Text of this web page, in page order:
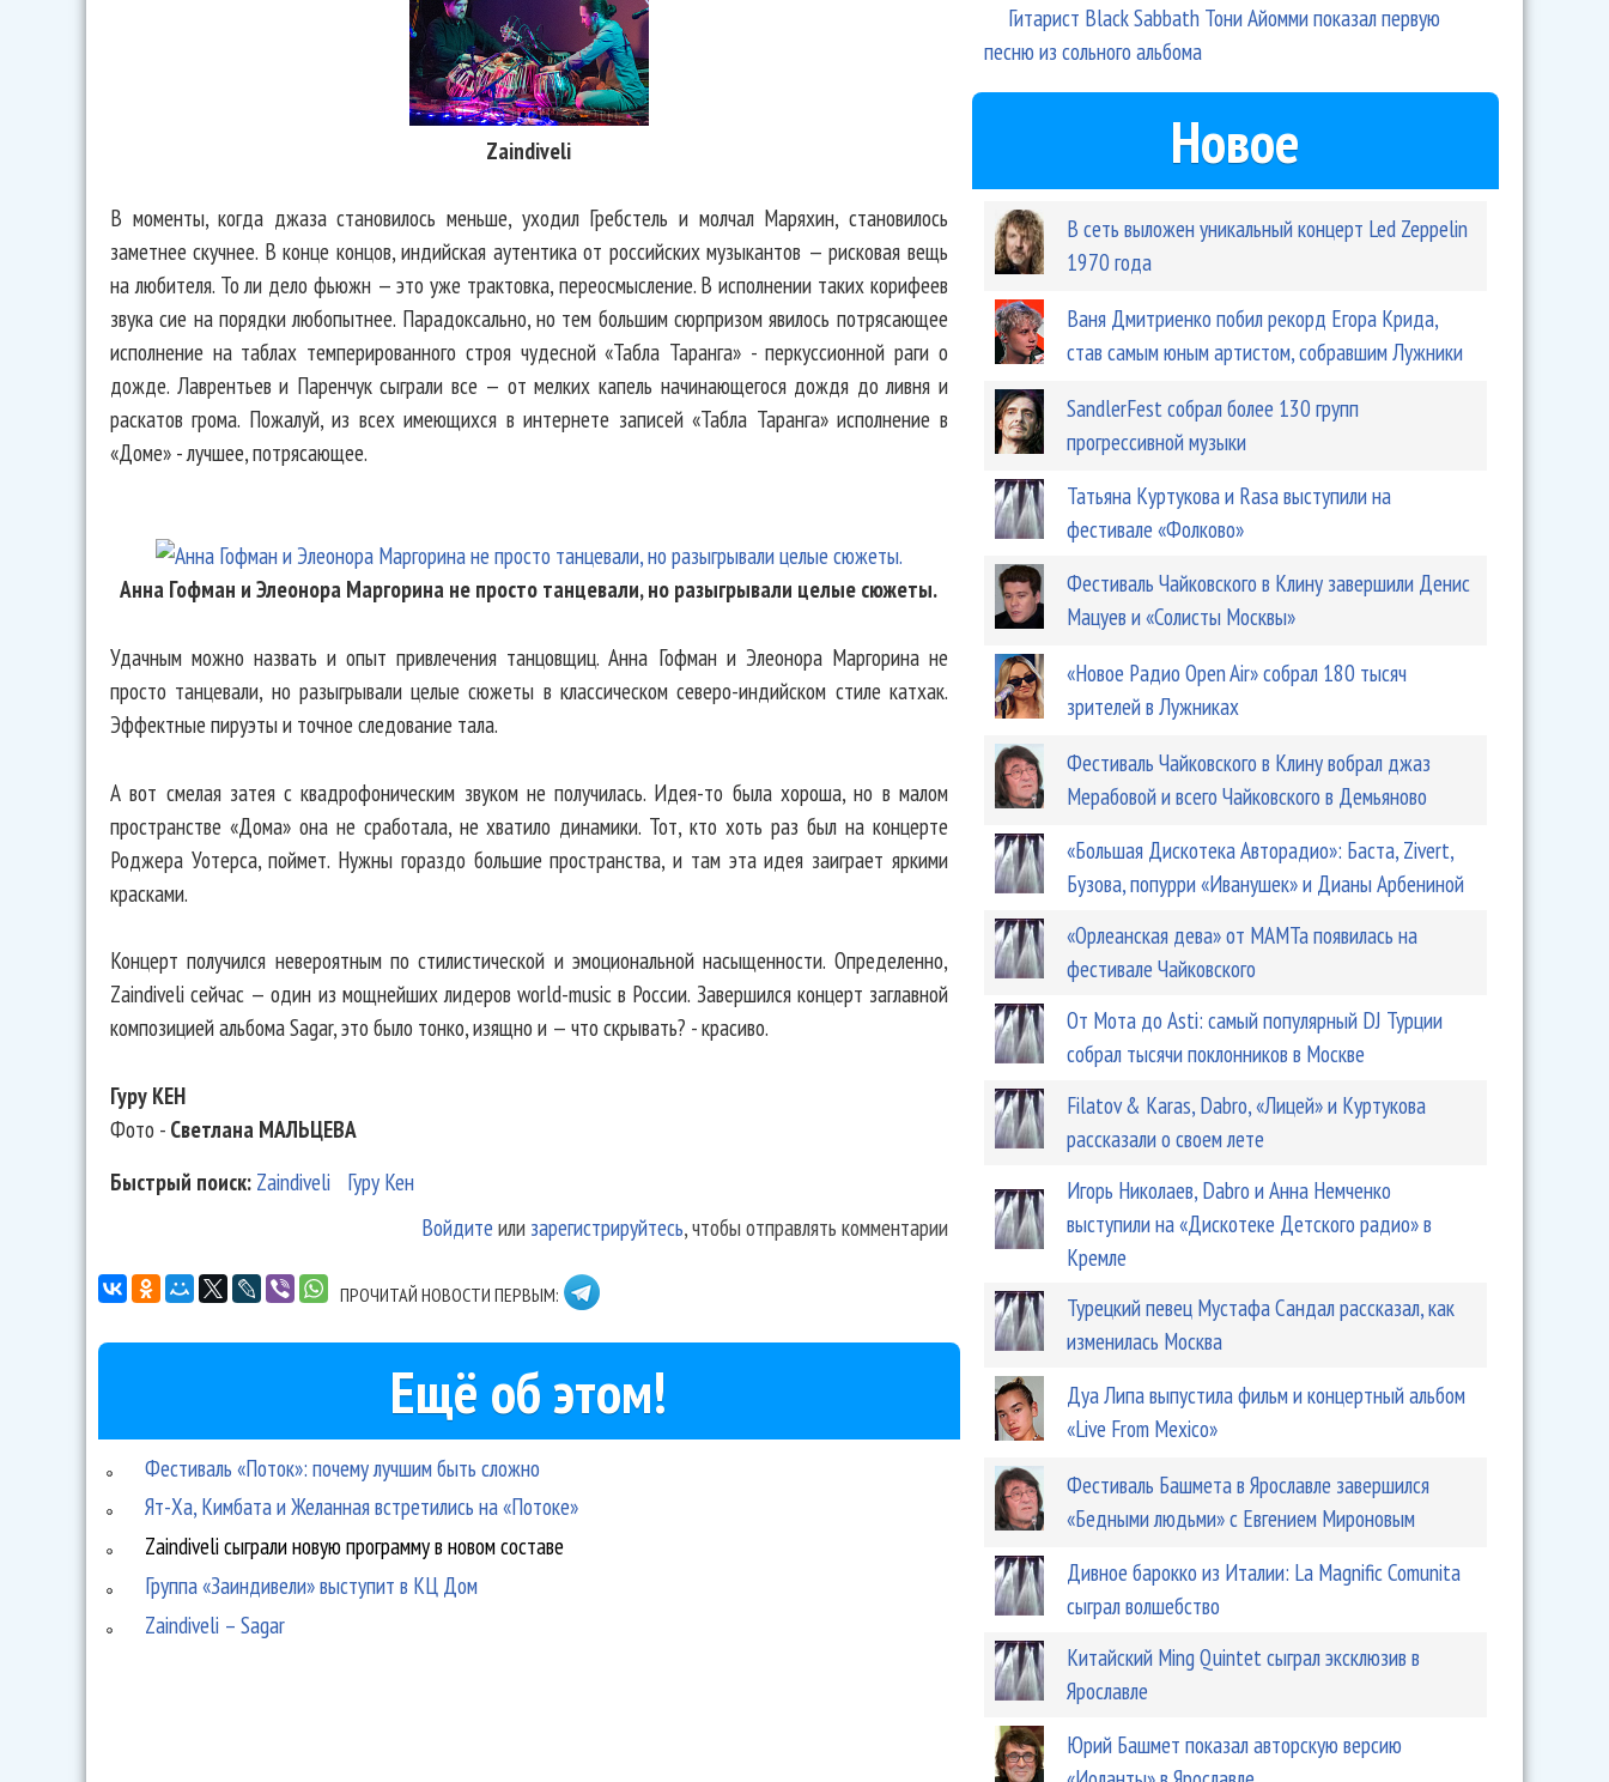
Zaindiveli
В моменты, когда джаза становилось меньше, уходил Гребстель и молчал Маряхин, становилось
заметнее скучнее. В конце концов, индийская аутентика от российских музыкантов — рисковая вещь
на любителя. То ли дело фьюжн — это уже трактовка, переосмысление. В исполнении таких корифеев
звука сие на порядки любопытнее. Парадоксально, но тем большим сюрпризом явилось потрясающее
исполнение на таблах темперированного строя чудесной «Табла Таранга» - перкуссионной раги о
дожде. Лаврентьев и Паренчук сыграли все — от мелких капель начинающегося дождя до ливня и
раскатов грома. Пожалуй, из всех имеющихся в интернете записей «Табла Таранга» исполнение в
«Доме» - лучшее, потрясающее.
Анна Гофман и Элеонора Маргорина не просто танцевали, но разыгрывали целые сюжеты.
Удачным можно назвать и опыт привлечения танцовщиц. Анна Гофман и Элеонора Маргорина не
просто танцевали, но разыгрывали целые сюжеты в классическом северо-индийском стиле катхак.
Эффектные пируэты и точное следование тала.
А вот смелая затея с квадрофоническим звуком не получилась. Идея-то была хороша, но в малом
пространстве «Дома» она не сработала, не хватило динамики. Тот, кто хоть раз был на концерте
Роджера Уотерса, поймет. Нужны гораздо большие пространства, и там эта идея заиграет яркими
красками.
Концерт получился невероятным по стилистической и эмоциональной насыщенности. Определенно,
Zaindiveli сейчас — один из мощнейших лидеров world-music в России. Завершился концерт заглавной
композицией альбома Sagar, это было тонко, изящно и — что скрывать? - красиво.
Гуру КЕН
Фото - Светлана МАЛЬЦЕВА
Быстрый поиск: Zaindiveli Гуру Кен
Войдите или зарегистрируйтесь, чтобы отправлять комментарии
ПРОЧИТАЙ НОВОСТИ ПЕРВЫМ:
Ещё об этом!
Фестиваль «Поток»: почему лучшим быть сложно
Ят-Ха, Кимбата и Желанная встретились на «Потоке»
Zaindiveli сыграли новую программу в новом составе
Группа «Заиндивели» выступит в КЦ Дом
Zaindiveli – Sagar
Гитарист Black Sabbath Тони Айомми показал первую
песню из сольного альбома
Новое
В сеть выложен уникальный концерт Led Zeppelin
1970 года
Ваня Дмитриенко побил рекорд Егора Крида,
став самым юным артистом, собравшим Лужники
SandlerFest собрал более 130 групп
прогрессивной музыки
Татьяна Куртукова и Rasa выступили на
фестивале «Фолково»
Фестиваль Чайковского в Клину завершили Денис
Мацуев и «Солисты Москвы»
«Новое Радио Open Air» собрал 180 тысяч
зрителей в Лужниках
Фестиваль Чайковского в Клину вобрал джаз
Мерабовой и всего Чайковского в Демьяново
«Большая Дискотека Авторадио»: Баста, Zivert,
Бузова, попурри «Иванушек» и Дианы Арбениной
«Орлеанская дева» от МАМТа появилась на
фестивале Чайковского
От Мота до Asti: самый популярный DJ Турции
собрал тысячи поклонников в Москве
Filatov & Karas, Dabro, «Лицей» и Куртукова
рассказали о своем лете
Игорь Николаев, Dabro и Анна Немченко
выступили на «Дискотеке Детского радио» в
Кремле
Турецкий певец Мустафа Сандал рассказал, как
изменилась Москва
Дуа Липа выпустила фильм и концертный альбом
«Live From Mexico»
Фестиваль Башмета в Ярославле завершился
«Бедными людьми» с Евгением Мироновым
Дивное барокко из Италии: La Magnific Comunita
сыграл волшебство
Китайский Ming Quintet сыграл эксклюзив в
Ярославле
Юрий Башмет показал авторскую версию